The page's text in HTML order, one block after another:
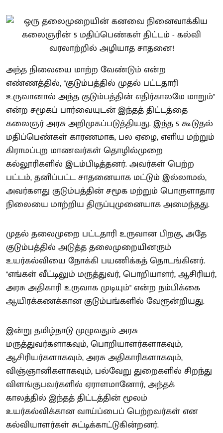
அந்த நிலையை மாற்ற வேண்டும் என்ற
எண்ணத்தில், "குடும்பத்தில் முதல் பட்டதாரி
உருவானால் அந்த குடும்பத்தின் எதிர்காலமே மாறும்"
என்ற சமூகப் பார்வையுடன் இந்தத் திட்டத்தை
கலைஞர் அரசு அறிமுகப்படுத்தியது. இந்த 5 கூடுதல்
மதிப்பெண்கள் காரணமாக, பல ஏழை, எளிய மற்றும்
கிராமப்புற மாணவர்கள் தொழில்முறை
கல்லூரிகளில் இடம்பிடித்தனர். அவர்கள் பெற்ற
பட்டம், தனிப்பட்ட சாதனையாக மட்டும் இல்லாமல்,
அவர்களது குடும்பத்தின் சமூக மற்றும் பொருளாதார
நிலையை மாற்றிய திருப்புமுனையாக அமைந்தது.
முதல் தலைமுறை பட்டதாரி உருவான பிறகு, அதே
குடும்பத்தில் அடுத்த தலைமுறையினரும்
உயர்கல்வியை நோக்கி பயணிக்கத் தொடங்கினர்.
"எங்கள் வீட்டிலும் மருத்துவர், பொறியாளர், ஆசிரியர்,
அரசு அதிகாரி உருவாக முடியும்" என்ற நம்பிக்கை
ஆயிரக்கணக்கான குடும்பங்களில் வேரூன்றியது.
இன்று தமிழ்நாடு முழுவதும் அரசு
மருத்துவர்களாகவும், பொறியாளர்களாகவும்,
ஆசிரியர்களாகவும், அரசு அதிகாரிகளாகவும்,
விஞ்ஞானிகளாகவும், பல்வேறு துறைகளில் சிறந்து
விளங்குபவர்களில் ஏராளமானோர், அந்தக்
காலத்தில் இந்தத் திட்டத்தின் மூலம்
உயர்கல்விக்கான வாய்ப்பைப் பெற்றவர்கள் என
கல்வியாளர்கள் சுட்டிக்காட்டுகின்றனர்.